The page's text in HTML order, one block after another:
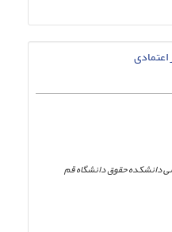
دانشکده حقوق دانشگاه قم